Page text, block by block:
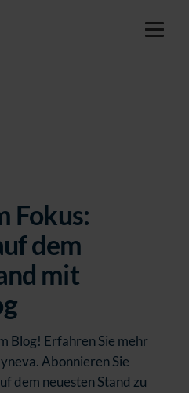
Fokus:
dem
mit
Blog! Erfahren Sie mehr
Abonnieren Sie
dem neuesten Stand zu